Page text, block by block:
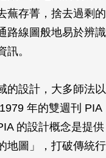
蕪存菁，捨去過剩
路線圖般地易於辨
訊。
的設計，大多師法
年的雙週刊
的設計概念是提供
地圖」，打破傳統